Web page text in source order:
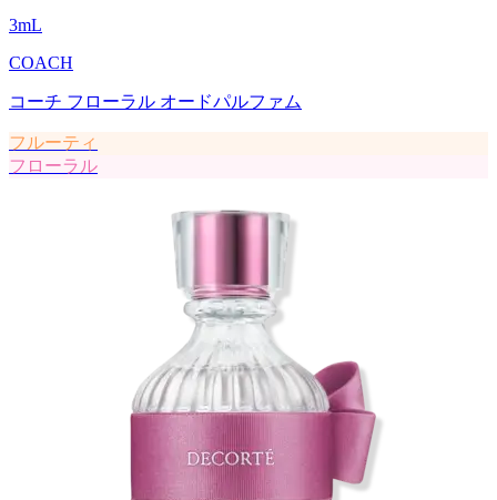
3mL
COACH
コーチ フローラル オードパルファム
フルーティ
フローラル